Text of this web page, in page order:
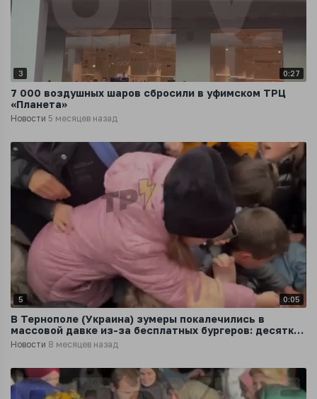
3 0:27
7 000 воздушных шаров сбросили в уфимском ТРЦ
«Планета»
Новости 5 месяцев назад
5 0:05
В Тернополе (Украина) зумеры покалечились в
массовой давке из-за бесплатных бургеров: десятки
пострадавших
Новости 8 месяцев назад